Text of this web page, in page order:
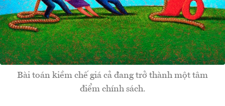
Bài toán kiềm chế giá cả đang trở thành một tâm
điểm chính sách.